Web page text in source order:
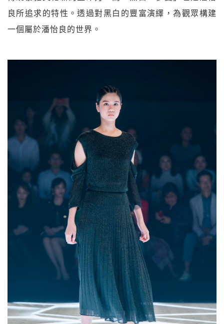
良所追求的特性。透過對黑白的豐富演繹，為觀眾構建
一個屬於潘怡良的世界。